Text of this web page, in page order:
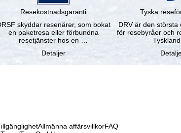
Resekostnadsgaranti
skyddar resenärer, som bokat
en paketresa eller förbundna
resetjänster hos en …
Detaljer
Tyska
DRV är den största
för resebyråer och
Allmänna affärsvillkorFAQ